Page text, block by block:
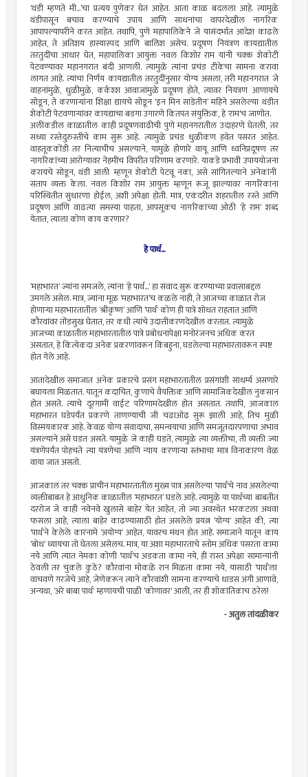
‘थंडी म्हणते मी...’चाप्रत्यय पुणेकर घेत आहेत. आता काळ बदलला आहे. त्यामुळे
थंडीपासून बचाव करण्याचे उपाय आणि साधनांचा वापरदेखील नागरिक
आपापल्यापरीनेकरत आहेत.तथापि, पुणे महापालिकेने जेयासंदर्भातआदेश काढले
आहेत, ते अतिशय हास्यास्पद आणि बालिश असेच. प्रदूषण नियंत्रण कायद्यातील
तरतुदींचा आधार घेत, महापालिका आयुक्त नवल किशोर राम यांनी चक्क शेकोटी
पेटवण्यावरमहानगरात बंदी आणली. त्यामुळे त्यांना प्रचंड टीकेचा सामना करावा
लागत आहे. त्यांचा निर्णय कायद्यातील तरतुदींनुसार योग्य असला, तरी महानगरात जे
वाहनांमुळे, धुळीमुळे, कर्कश्शआवाजांमुळे प्रदूषण होते, त्यावर नियंत्रण आणायचे
सोडून, ते करणार्‍यांना शिक्षा द्यायचे सोडून ‘इनमिनसाडेतीन’ महिने असलेल्या थंडीत
शेकोटीपेटवणार्‍यांवरकायद्याचा बडगाउगारणेकितपत संयुक्तिक, हे ‘राम‘चजाणोत.
अलीकडीलकाळातील काहीप्रदूषणवाढीचीपुणे महानगरातील उदाहरणे घेतली, तर
सध्यारस्तेदुरुस्तीचेकाम सुरू आहे. त्यामुळे प्रचंड धुळीकण हवेत पसरत आहेत.
वाहतूककोंडीतर नित्याचीच असल्याने, यामुळे होणारे वायू आणि ध्वनिप्रदूषणतर
नागरिकांच्या आरोग्यावर नेहमीच विपरीत परिणाम करणारे. याकडे प्रभावीउपाययोजना
करायचे सोडून, थंडी आली म्हणून शेकोटी पेटवू नका, असे सांगितल्याने अनेकांनी
संताप व्यक्त केला. नवल किशोर राम आयुक्त म्हणून रूजू झाल्यावर नागरिकांना
परिस्थितीत सुधारणा होईल, अशी अपेक्षा होती. मात्र, एकंदरीत शहरातील रस्ते आणि
प्रदूषण आणि वाढत्या समस्या पाहता, आपसूकच नागरिकांच्या ओठी ‘हे राम‘ शब्द
येतात, त्याला कोण काय करणार?
हे पार्थ...
‘महाभारत’ ज्यांना समजले, त्यांना ‘हे पार्थ...‘ हा संवाद सुरू करण्याच्या प्रवासाबद्दल
उमगले असेल. मात्र, ज्यांना मूळ ‘महाभारत’चकळले नाही, ते आजच्या काळात रोज
होणार्‍या महाभारतातील ‘श्रीकृष्ण’ आणि ‘पार्थ’ कोण ही पात्रे शोधत राहतात आणि
कौरवांवरतोंडसुख घेतात, तर कधी त्यांचेउदात्तीकरणदेखीलकरतात.त्यामुळे
आजच्या काळातील महाभारतातील पात्रे प्रबोधनापेक्षा मनोरंजनच अधिक करत
असतात, हेकित्येकदाअनेक प्रकरणांवरून किंबहुना, घडलेल्या महाभारतावरून स्पष्ट
होत गेले आहे.
आतादेखील समाजात अनेक प्रकारचे प्रसंग महाभारतातील प्रसंगांशी साधर्म्य असणारे
बघायला मिळतात.यातूनकदाचित, कुणाचे वैयक्तिक आणि सामाजिकदेखील नुकसान
होत असते. त्याचे दूरगामी वाईट परिणामदेखील होत असतात.तथापि, आजकाल
महाभारतघडेपर्यंतप्रकरणेताणण्याचीजी चढाओढ सुरू झाली आहे,तिच मुळी
विस्मयकारकआहे. केवळ योग्य संवादाचा, समन्वयाचा आणि समजूतदारपणाचा अभाव
असल्याने असे घडत असते. यामुळे जे काही घडते, त्यामुळे त्या व्यक्तीचा, ती व्यक्ती ज्या
यंत्रणेपर्यंत पोहचते त्या यंत्रणेचा आणि न्याय करणार्‍या स्तंभाचा मात्र विनाकारण वेळ
वाया जात असतो.
आजकाल तर चक्क प्राचीन महाभारतातील मुख्य पात्र असलेल्या ‘पार्थ‘चेनाव असलेल्या
व्यक्तीबाबत हे आधुनिक काळातील ‘महाभारत’ घडले आहे. त्यामुळे यापार्थच्याबाबतीत
दररोज जे काही नवेनवेखुलासे बाहेर येत आहेत, तो ज्या अवस्थेत भरकटलाअथवा
फसला आहे, त्याला बाहेर काढण्यासाठी होत असलेले प्रयत्न ‘योग्य‘ आहेत की, त्या
‘पार्थ‘नेकेलेलेकारनामे‘अयोग्य‘ आहेत, यावरच मंथन होत आहे. समाजानेयातून काय
‘बोध‘ घ्यायचा तो घेतला असेलच. मात्र, या अशा महाभारताचे स्तोम अधिक पसरता कामा
नये आणि त्यात नेमका कोणी ‘पार्थ‘चअडकता कामा नये, ही रास्त अपेक्षासामान्यांनी
ठेवली तर चुकले कुठे? कौरवांनामोकळेरानमिळता कामा नये, यासाठी ‘पार्थ’ला
वाचवणे गरजेचे आहे,जेणेकरूनत्यानेकौरवांशीसामना करण्याचे धाडस अंगी आणावे,
अन्यथा, ‘अरे बाबा पार्थ‘ म्हणायची पाळी ‘कोणावर‘ आली, तर ही शोकांतिकाच ठरेल!
- अतुल तांदळीकर